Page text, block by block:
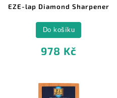
EZE-lap Diamond Sharpener
978 Kč
Do košíku